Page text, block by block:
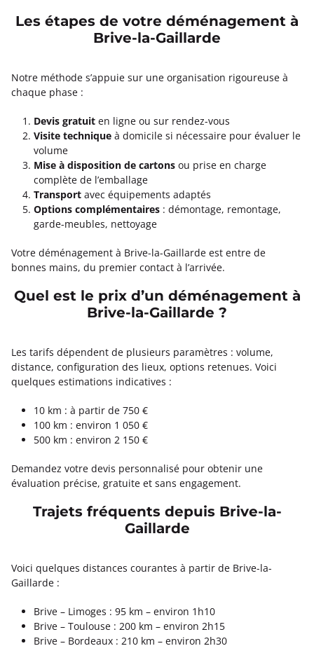
Les étapes de votre déménagement à
Brive-la-Gaillarde
Notre méthode s’appuie sur une organisation rigoureuse à
chaque phase :
Devis gratuit en ligne ou sur rendez-vous
Visite technique à domicile si nécessaire pour évaluer le
volume
Mise à disposition de cartons ou prise en charge
complète de l’emballage
Transport avec équipements adaptés
Options complémentaires : démontage, remontage,
garde-meubles, nettoyage
Votre déménagement à Brive-la-Gaillarde est entre de
bonnes mains, du premier contact à l’arrivée.
Quel est le prix d’un déménagement à
Brive-la-Gaillarde ?
Les tarifs dépendent de plusieurs paramètres : volume,
distance, configuration des lieux, options retenues. Voici
quelques estimations indicatives :
10 km : à partir de 750 €
100 km : environ 1 050 €
500 km : environ 2 150 €
Demandez votre devis personnalisé pour obtenir une
évaluation précise, gratuite et sans engagement.
Trajets fréquents depuis Brive-la-
Gaillarde
Voici quelques distances courantes à partir de Brive-la-
Gaillarde :
Brive – Limoges : 95 km – environ 1h10
Brive – Toulouse : 200 km – environ 2h15
Brive – Bordeaux : 210 km – environ 2h30